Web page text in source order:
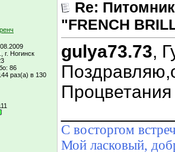
г. Ногинск
86
раз(а) в 130
Re:
"FRENCH
gulya73.73,
С восторгом
Мой ласковый,